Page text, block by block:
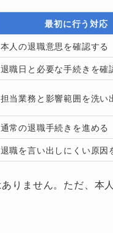
最初に行う対応
本人の退職意思を確認する
退職日と必要な手続きを確
担当業務と影響範囲を洗い
通常の退職手続きを進める
退職を言い出しにくい原因
りません。ただ、本